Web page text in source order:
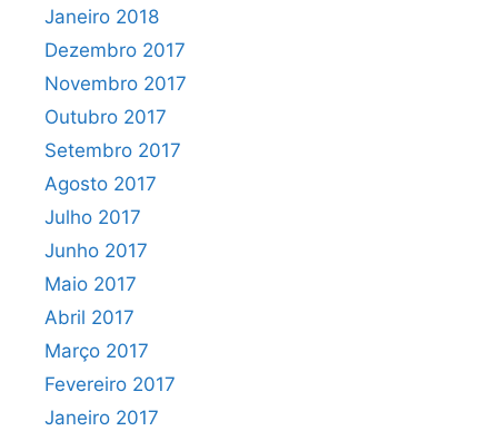
Janeiro 2018
Dezembro 2017
Novembro 2017
Outubro 2017
Setembro 2017
Agosto 2017
Julho 2017
Junho 2017
Maio 2017
Abril 2017
Março 2017
Fevereiro 2017
Janeiro 2017